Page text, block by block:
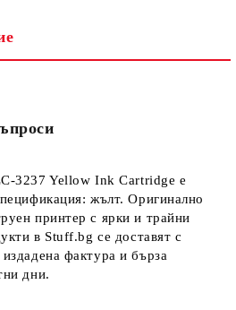
3237 Yellow Ink Cartridge е
жълт. Оригинално
принтер с ярки и трайни
в Stuff.bg се доставят с
фактура и бърза
дни.